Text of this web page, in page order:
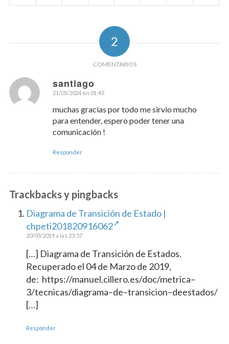
2
COMENTARIOS
santiago
Dice:
21/05/2024 en 01:45
muchas gracias por todo me sirvio mucho
para entender, espero poder tener una
comunicación !
Responder
Trackbacks y pingbacks
Diagrama de Transición de Estado |
chpeti201820916062
20/03/2019 a las 23:57
[…] Diagrama de Transición de Estados.
Recuperado el 04 de Marzo de 2019,
de: https://manuel.cillero.es/doc/metrica–
3/tecnicas/diagrama–de–transicion–deestados/
[…]
Responder